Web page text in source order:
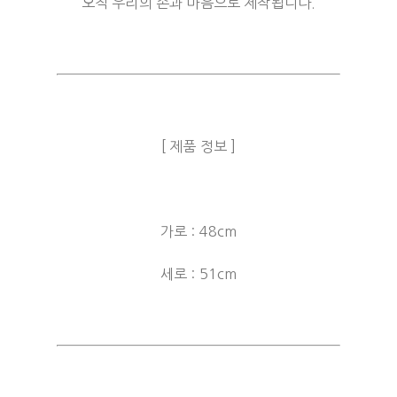
오직 우리의 손과 마음으로 제작됩니다.
[ 제품 정보 ]
가로 : 48cm
세로 : 51cm